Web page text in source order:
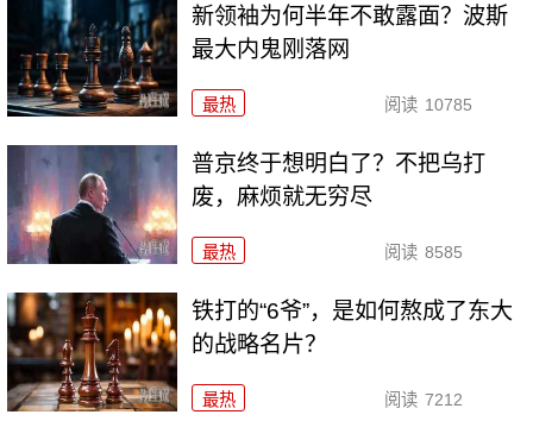
新领袖为何半年不敢露面？波斯
最大内鬼刚落网
最热 阅读 10785
普京终于想明白了？不把乌打
废，麻烦就无穷尽
最热 阅读 8585
铁打的“6爷”，是如何熬成了东大
的战略名片？
最热 阅读 7212